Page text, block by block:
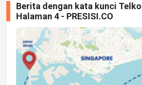
Berita dengan kata kunci
Halaman 4 - PRESISI.CO